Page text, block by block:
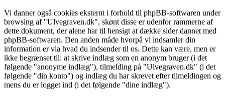
Vi danner også cookies eksternt i forhold til phpBB-softwaren under
browsing af "Ulvegraven.dk", skønt disse er udenfor rammerne af
dette dokument, der alene har til hensigt at dække sider dannet med
phpBB-softwaren. Den anden måde hvorpå vi indsamler din
information er via hvad du indsender til os. Dette kan være, men er
ikke begrænset til: at skrive indlæg som en anonym bruger (i det
følgende "anonyme indlæg"), tilmelding på "Ulvegraven.dk" (i det
følgende "din konto") og indlæg du har skrevet efter tilmeldingen og
mens du er logget ind (i det følgende "dine indlæg").